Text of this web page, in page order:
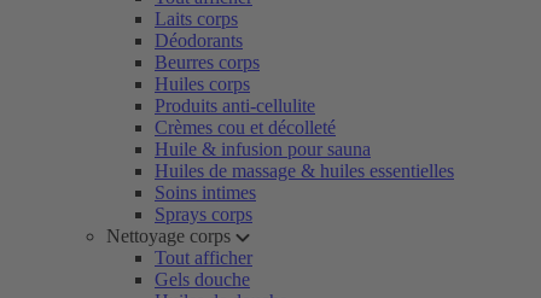
Laits corps
Déodorants
Beurres corps
Huiles corps
Produits anti-cellulite
Crèmes cou et décolleté
Huile & infusion pour sauna
Huiles de massage & huiles essentielles
Soins intimes
Sprays corps
Nettoyage corps
Tout afficher
Gels douche